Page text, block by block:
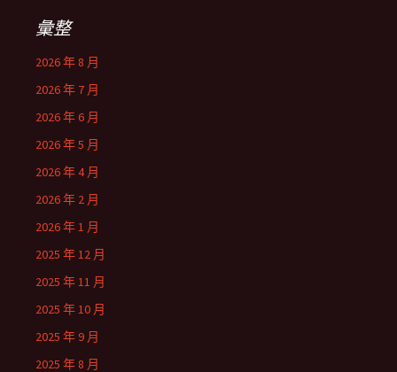
彙整
2026 年 8 月
2026 年 7 月
2026 年 6 月
2026 年 5 月
2026 年 4 月
2026 年 2 月
2026 年 1 月
2025 年 12 月
2025 年 11 月
2025 年 10 月
2025 年 9 月
2025 年 8 月